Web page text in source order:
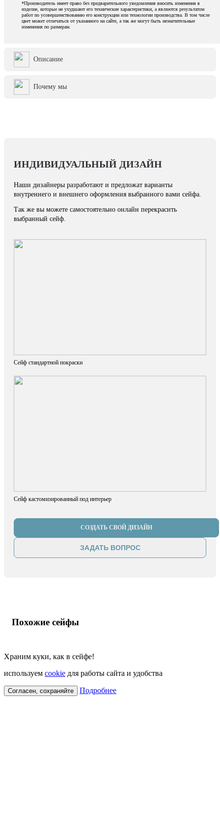
*Производитель имеет право без предварительного уведомления вносить изменения в
изделие, которые не ухудшают его технические характеристики, а являются результатом
работ по усовершенствованию его конструкции или технологии производства. В том числе
цвет может отличаться от указанного на сайте, а так же могут быть незначительные
изменения по размерам.
Описание
Почему мы
ИНДИВИДУАЛЬНЫЙ ДИЗАЙН
Наши дизайнеры разработают и предложат варианты
внутреннего и внешнего оформления выбранного вами сейфа.
Так же вы можете самостоятельно онлайн перекрасить
выбранный сейф.
Сейф стандартной покраски
Сейф кастомизированный под интерьер
СОЗДАТЬ СВОЙ ДИЗАЙН
ЗАДАТЬ ВОПРОС
Похожие сейфы
Храним куки, как в сейфе!
используем cookie для работы сайта и удобства
Согласен, сохраняйте Подробнее